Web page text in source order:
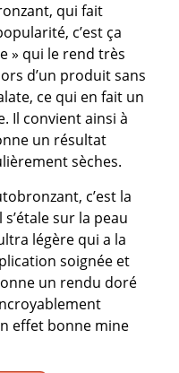
qui fait
c’est ça
» qui le rend très
d’un produit sans
ce qui en fait un
Il convient ainsi à
un résultat
sèches.
c’est la
sur la peau
légère qui a la
soignée et
un rendu doré
effet bonne mine